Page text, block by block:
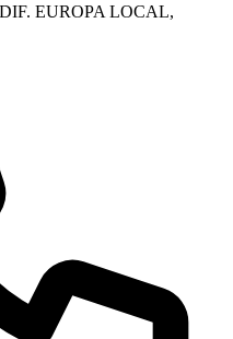
EUROPA LOCAL,